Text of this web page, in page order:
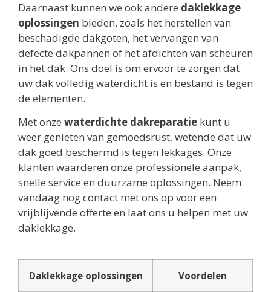
Daarnaast kunnen we ook andere daklekkage
oplossingen bieden, zoals het herstellen van
beschadigde dakgoten, het vervangen van
defecte dakpannen of het afdichten van scheuren
in het dak. Ons doel is om ervoor te zorgen dat
uw dak volledig waterdicht is en bestand is tegen
de elementen.
Met onze waterdichte dakreparatie kunt u
weer genieten van gemoedsrust, wetende dat uw
dak goed beschermd is tegen lekkages. Onze
klanten waarderen onze professionele aanpak,
snelle service en duurzame oplossingen. Neem
vandaag nog contact met ons op voor een
vrijblijvende offerte en laat ons u helpen met uw
daklekkage.
Daklekkage oplossingen Voordelen